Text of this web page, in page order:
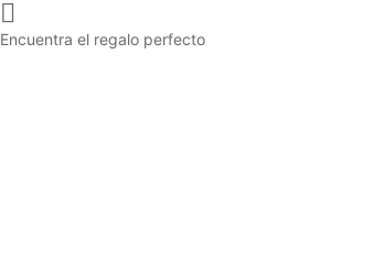

Encuentra el regalo perfecto